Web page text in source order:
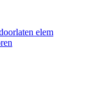
elem